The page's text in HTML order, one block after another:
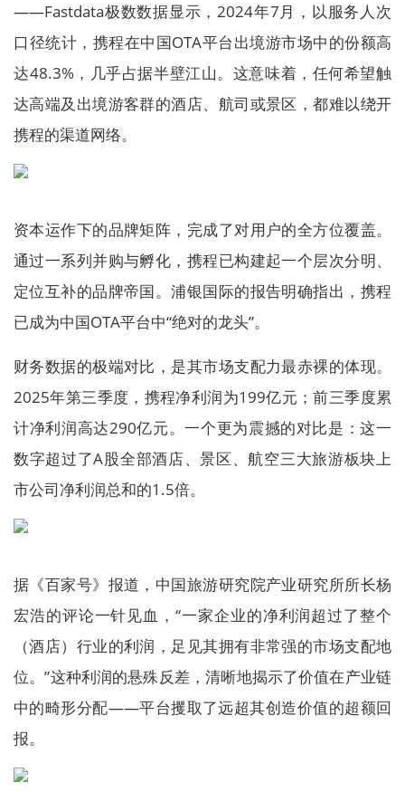
——Fastdata极数数据显示，2024年7月，以服务人次
口径统计，携程在中国OTA平台出境游市场中的份额高
达48.3%，几乎占据半壁江山。这意味着，任何希望触
达高端及出境游客群的酒店、航司或景区，都难以绕开
携程的渠道网络。
资本运作下的品牌矩阵，完成了对用户的全方位覆盖。
通过一系列并购与孵化，携程已构建起一个层次分明、
定位互补的品牌帝国。浦银国际的报告明确指出，携程
已成为中国OTA平台中“绝对的龙头”。
财务数据的极端对比，是其市场支配力最赤裸的体现。
2025年第三季度，携程净利润为199亿元；前三季度累
计净利润高达290亿元。一个更为震撼的对比是：这一
数字超过了A股全部酒店、景区、航空三大旅游板块上
市公司净利润总和的1.5倍。
据《百家号》报道，中国旅游研究院产业研究所所长杨
宏浩的评论一针见血，“一家企业的净利润超过了整个
（酒店）行业的利润，足见其拥有非常强的市场支配地
位。”这种利润的悬殊反差，清晰地揭示了价值在产业链
中的畸形分配——平台攫取了远超其创造价值的超额回
报。